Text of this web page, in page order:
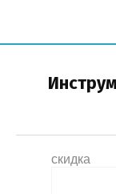
скидка